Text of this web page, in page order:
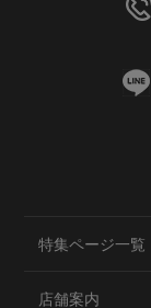
特集ページ一覧
店舗案内